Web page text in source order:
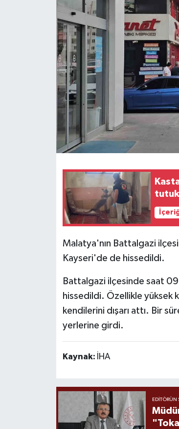
Malatya'nın Battalgazi
Kayseri'de de hissedildi.
Battalgazi ilçesinde saat
hissedildi. Özellikle yüksek
kendilerini dışarı attı. Bir
yerlerine girdi.
Kaynak: İHA
EDITÖRÜN
Ekonomi
Tokat Haber